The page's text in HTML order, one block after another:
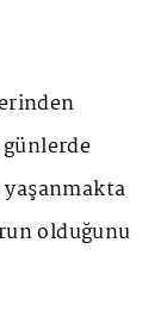
günlerde
yaşanmakta
olduğunu